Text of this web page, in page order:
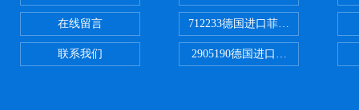
在线留言
联系我们
712233德国进口菲尼克斯断路器
2905190德国进口菲尼克斯继电器